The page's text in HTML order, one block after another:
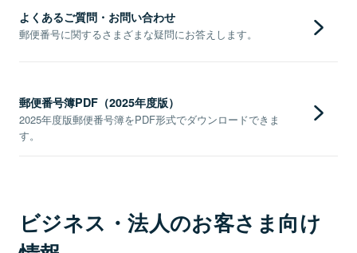
よくあるご質問・お問い合わせ
郵便番号に関するさまざまな疑問にお答えします。
郵便番号簿PDF（2025年度版）
2025年度版郵便番号簿をPDF形式でダウンロードできま
す。
ビジネス・法人のお客さま向け